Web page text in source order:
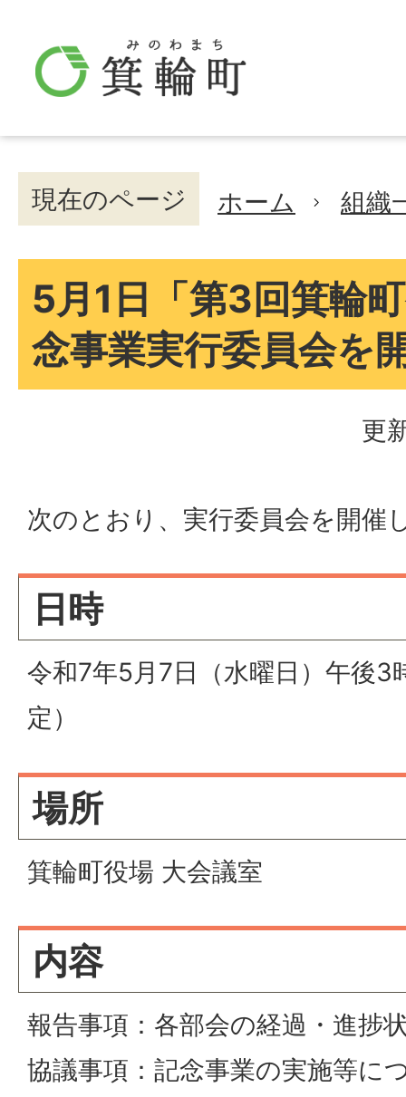
現在のページ ホーム 組織
5月1日「第3回箕輪
念事業実行委員会を
更
次のとおり、実行委員会を開催
日時
令和7年5月7日（水曜日）午後3
定）
場所
箕輪町役場 大会議室
内容
報告事項：各部会の経過・進捗
協議事項：記念事業の実施等に